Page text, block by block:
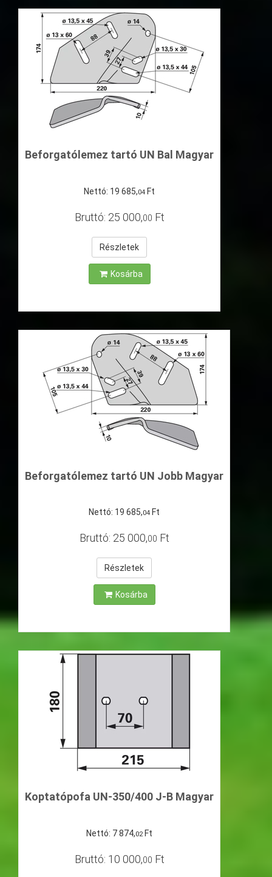
Beforgatólemez tartó UN Bal Magyar
Nettó: 19 685,04 Ft
Bruttó: 25 000,00 Ft
Részletek
Kosárba
Beforgatólemez tartó UN Jobb Magyar
Nettó: 19 685,04 Ft
Bruttó: 25 000,00 Ft
Részletek
Kosárba
Koptatópofa UN-350/400 J-B Magyar
Nettó: 7874,02 Ft
Bruttó: 10 000,00 Ft